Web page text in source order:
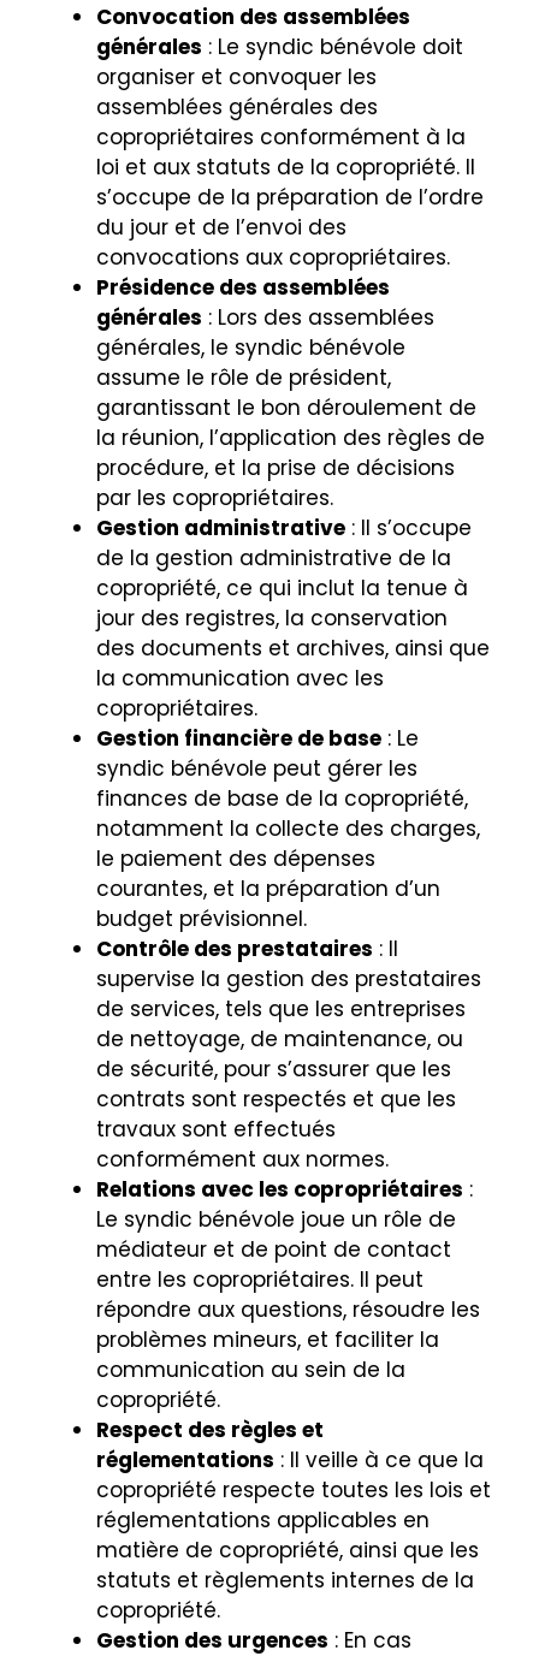
Convocation des assemblées
générales : Le syndic bénévole doit
organiser et convoquer les
assemblées générales des
copropriétaires conformément à la
loi et aux statuts de la copropriété. Il
s’occupe de la préparation de l’ordre
du jour et de l’envoi des
convocations aux copropriétaires.
Présidence des assemblées
générales : Lors des assemblées
générales, le syndic bénévole
assume le rôle de président,
garantissant le bon déroulement de
la réunion, l’application des règles de
procédure, et la prise de décisions
par les copropriétaires.
Gestion administrative : Il s’occupe
de la gestion administrative de la
copropriété, ce qui inclut la tenue à
jour des registres, la conservation
des documents et archives, ainsi que
la communication avec les
copropriétaires.
Gestion financière de base : Le
syndic bénévole peut gérer les
finances de base de la copropriété,
notamment la collecte des charges,
le paiement des dépenses
courantes, et la préparation d’un
budget prévisionnel.
Contrôle des prestataires : Il
supervise la gestion des prestataires
de services, tels que les entreprises
de nettoyage, de maintenance, ou
de sécurité, pour s’assurer que les
contrats sont respectés et que les
travaux sont effectués
conformément aux normes.
Relations avec les copropriétaires :
Le syndic bénévole joue un rôle de
médiateur et de point de contact
entre les copropriétaires. Il peut
répondre aux questions, résoudre les
problèmes mineurs, et faciliter la
communication au sein de la
copropriété.
Respect des règles et
réglementations : Il veille à ce que la
copropriété respecte toutes les lois et
réglementations applicables en
matière de copropriété, ainsi que les
statuts et règlements internes de la
copropriété.
Gestion des urgences : En cas